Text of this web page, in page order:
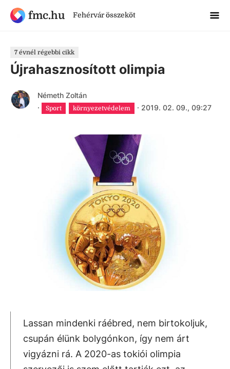
fmc.hu Fehérvár összeköt
7 évnél régebbi cikk
Újrahasznosított olimpia
Németh Zoltán
·
Sport környezetvédelem · 2019. 02. 09., 09:27
Lassan mindenki ráébred, nem birtokoljuk,
csupán élünk bolygónkon, így nem árt
vigyázni rá. A 2020-as tokiói olimpia